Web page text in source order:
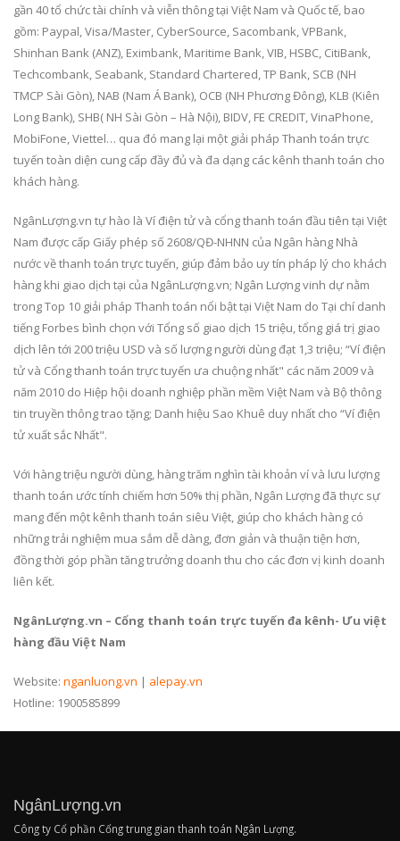
gần 40 tổ chức tài chính và viễn thông tại Việt Nam và Quốc tế, bao
gồm: Paypal, Visa/Master, CyberSource, Sacombank, VPBank,
Shinhan Bank (ANZ), Eximbank, Maritime Bank, VIB, HSBC, CitiBank,
Techcombank, Seabank, Standard Chartered, TP Bank, SCB (NH
TMCP Sài Gòn), NAB (Nam Á Bank), OCB (NH Phương Đông), KLB (Kiên
Long Bank), SHB( NH Sài Gòn – Hà Nội), BIDV, FE CREDIT, VinaPhone,
MobiFone, Viettel… qua đó mang lại một giải pháp Thanh toán trực
tuyến toàn diện cung cấp đầy đủ và đa dạng các kênh thanh toán cho
khách hàng.
NgânLượng.vn tự hào là Ví điện tử và cổng thanh toán đầu tiên tại Việt
Nam được cấp Giấy phép số 2608/QĐ-NHNN của Ngân hàng Nhà
nước về thanh toán trực tuyến, giúp đảm bảo uy tín pháp lý cho khách
hàng khi giao dịch tại của NgânLượng.vn; Ngân Lượng vinh dự nằm
trong Top 10 giải pháp Thanh toán nổi bật tại Việt Nam do Tại chí danh
tiếng Forbes bình chọn với Tổng số giao dịch 15 triệu, tổng giá trị giao
dịch lên tới 200 triệu USD và số lượng người dùng đạt 1,3 triệu; “Ví điện
tử và Cổng thanh toán trực tuyến ưa chuộng nhất" các năm 2009 và
năm 2010 do Hiệp hội doanh nghiệp phần mềm Việt Nam và Bộ thông
tin truyền thông trao tặng; Danh hiệu Sao Khuê duy nhất cho “Ví điện
tử xuất sắc Nhất".
Với hàng triệu người dùng, hàng trăm nghìn tài khoản ví và lưu lượng
thanh toán ước tính chiếm hơn 50% thị phần, Ngân Lượng đã thực sự
mang đến một kênh thanh toán siêu Việt, giúp cho khách hàng có
những trải nghiệm mua sắm dễ dàng, đơn giản và thuận tiện hơn,
đồng thời góp phần tăng trưởng doanh thu cho các đơn vị kinh doanh
liên kết.
NgânLượng.vn – Cổng thanh toán trực tuyến đa kênh- Ưu việt
hàng đầu Việt Nam
Website: nganluong.vn | alepay.vn
Hotline: 1900585899
NgânLượng.vn
Công ty Cổ phần Cổng trung gian thanh toán Ngân Lượng.